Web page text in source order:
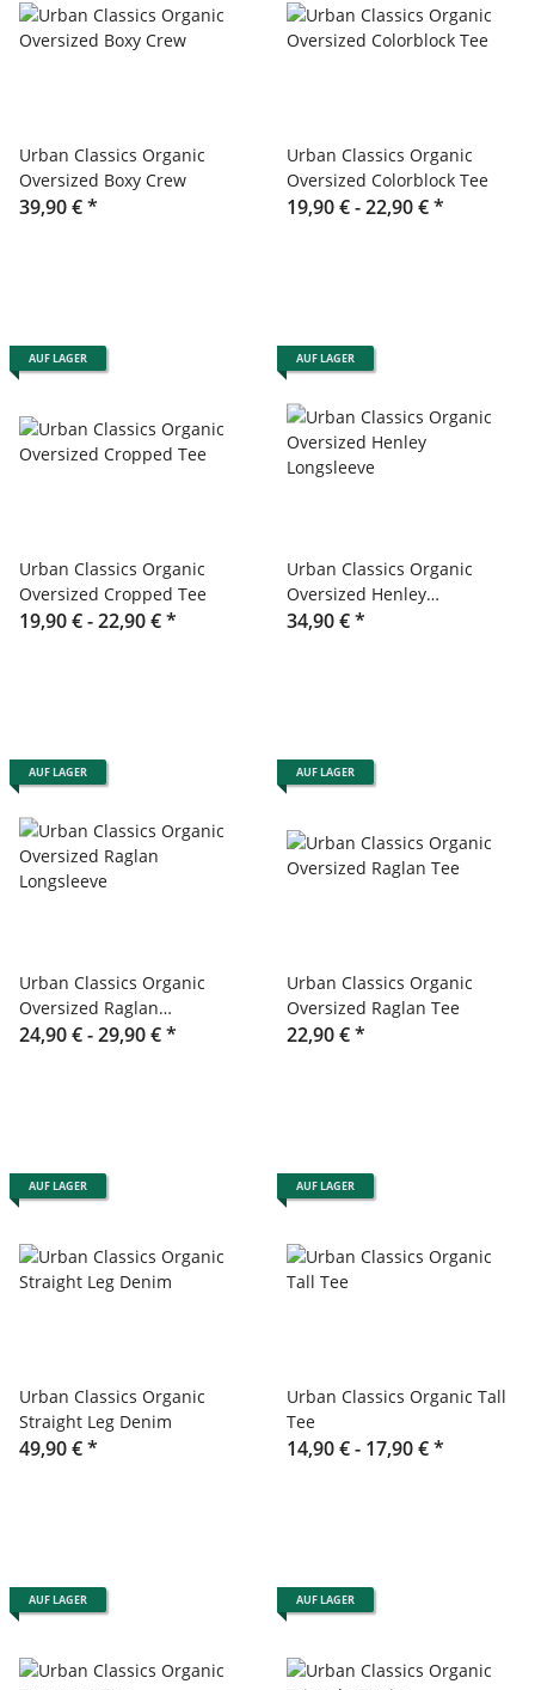
Urban Classics Organic
Oversized Boxy Crew
39,90 €*
Urban Classics Organic
Oversized Colorblock Tee
19,90 € -22,90 €*
AUF LAGER
Urban Classics Organic
Oversized Cropped Tee
19,90 € -22,90 €*
AUF LAGER
Urban Classics Organic
Oversized Henley
Longsleeve
34,90 €*
AUF LAGER
Urban Classics Organic
Oversized Raglan
Longsleeve
24,90 € -29,90 €*
AUF LAGER
Urban Classics Organic
Oversized Raglan Tee
22,90 €*
AUF LAGER
Urban Classics Organic
Straight Leg Denim
49,90 €*
AUF LAGER
Urban Classics Organic Tall
Tee
14,90 € - 17,90 €*
AUF LAGER AUF LAGER